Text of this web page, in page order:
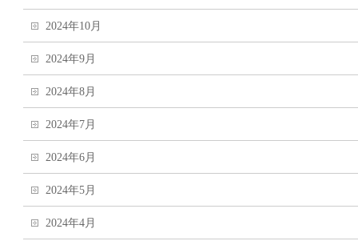
2024年10月
2024年9月
2024年8月
2024年7月
2024年6月
2024年5月
2024年4月